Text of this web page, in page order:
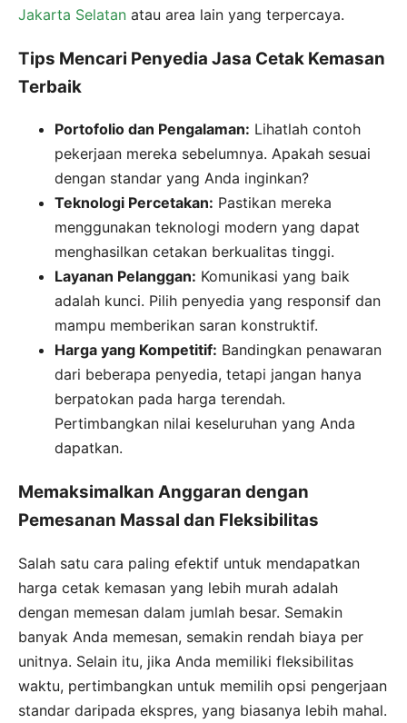
Jakarta Selatan atau area lain yang terpercaya.
Tips Mencari Penyedia Jasa Cetak Kemasan
Terbaik
Portofolio dan Pengalaman: Lihatlah contoh
pekerjaan mereka sebelumnya. Apakah sesuai
dengan standar yang Anda inginkan?
Teknologi Percetakan: Pastikan mereka
menggunakan teknologi modern yang dapat
menghasilkan cetakan berkualitas tinggi.
Layanan Pelanggan: Komunikasi yang baik
adalah kunci. Pilih penyedia yang responsif dan
mampu memberikan saran konstruktif.
Harga yang Kompetitif: Bandingkan penawaran
dari beberapa penyedia, tetapi jangan hanya
berpatokan pada harga terendah.
Pertimbangkan nilai keseluruhan yang Anda
dapatkan.
Memaksimalkan Anggaran dengan
Pemesanan Massal dan Fleksibilitas
Salah satu cara paling efektif untuk mendapatkan
harga cetak kemasan yang lebih murah adalah
dengan memesan dalam jumlah besar. Semakin
banyak Anda memesan, semakin rendah biaya per
unitnya. Selain itu, jika Anda memiliki fleksibilitas
waktu, pertimbangkan untuk memilih opsi pengerjaan
standar daripada ekspres, yang biasanya lebih mahal.